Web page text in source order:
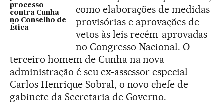
processo
contra Cunha
no Conselho de
Ética
como elaborações de medidas
provisórias e aprovações de
vetos às leis recém-aprovadas
no Congresso Nacional. O
terceiro homem de Cunha na nova
administração é seu ex-assessor especial
Carlos Henrique Sobral, o novo chefe de
gabinete da Secretaria de Governo.